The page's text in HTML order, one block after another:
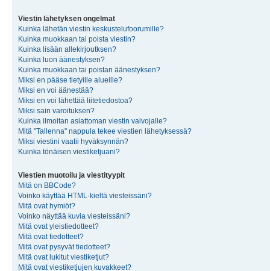
Viestin lähetyksen ongelmat
Kuinka lähetän viestin keskustelufoorumille?
Kuinka muokkaan tai poista viestin?
Kuinka lisään allekirjoutksen?
Kuinka luon äänestyksen?
Kuinka muokkaan tai poistan äänestyksen?
Miksi en pääse tietyille alueille?
Miksi en voi äänestää?
Miksi en voi lähettää liitetiedostoa?
Miksi sain varoituksen?
Kuinka ilmoitan asiattoman viestin valvojalle?
Mitä "Tallenna" nappula tekee viestien lähetyksessä?
Miksi viestini vaatii hyväksynnän?
Kuinka tönäisen viestiketjuani?
Viestien muotoilu ja viestityypit
Mitä on BBCode?
Voinko käyttää HTML-kieltä viesteissäni?
Mitä ovat hymiöt?
Voinko näyttää kuvia viesteissäni?
Mitä ovat yleistiedotteet?
Mitä ovat tiedotteet?
Mitä ovat pysyvät tiedotteet?
Mitä ovat lukitut viestiketjut?
Mitä ovat viestiketjujen kuvakkeet?